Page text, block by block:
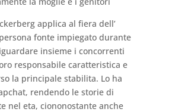
applica al fiera dell’
fonte impiegato durante
insieme i concorrenti
responsabile caratteristica e
la principale stabilita. Lo ha
rendendo le storie di
nel eta, ciononostante anche